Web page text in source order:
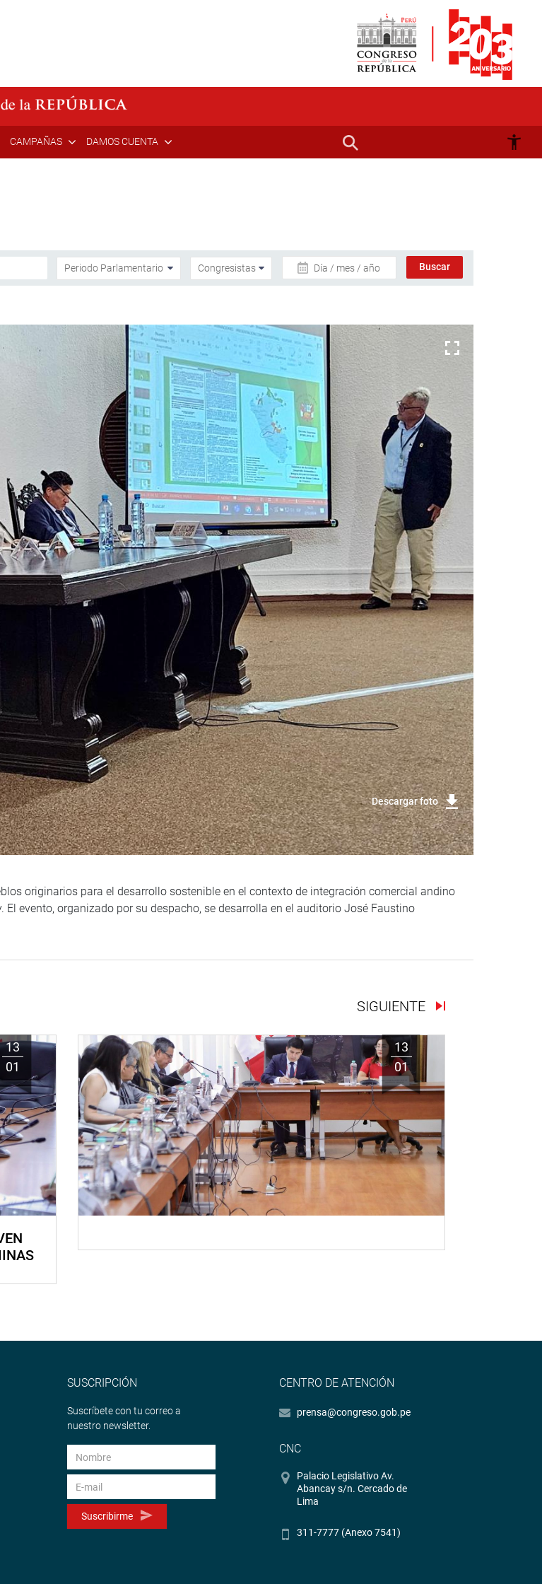
CAMPAÑAS DAMOS CUENTA
Día / mes / año
Descargar foto
originarios para el desarrollo sostenible en el contexto de integración comercial andino
evento, organizado por su despacho, se desarrolla en el auditorio José Faustino
SIGUIENTE
13
01
13
01
SUSCRIPCIÓN
Suscríbete con tu correo a
nuestro newsletter.
Suscribirme
CENTRO DE ATENCIÓN
prensa@congreso.gob.pe
CNC
Palacio Legislativo Av.
Abancay s/n. Cercado de
Lima
311-7777 (Anexo 7541)